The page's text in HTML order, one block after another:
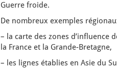
Guerre froide.
De nombreux exemples
– la carte des zones d’influence
la France et la Grande-Bretagne,
– les lignes établies en Asie du